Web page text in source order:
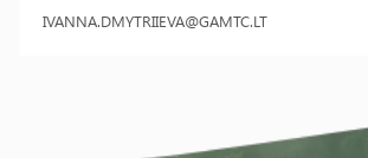
IVANNA.DMYTRIIEVA@GAMTC.LT